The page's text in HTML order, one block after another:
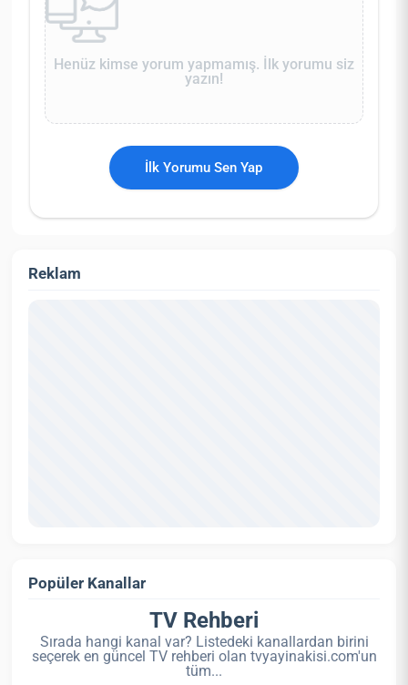
Henüz kimse yorum yapmamış. İlk yorumu siz
yazın!
İlk Yorumu Sen Yap
Reklam
Popüler Kanallar
TV Rehberi
Sırada hangi kanal var? Listedeki kanallardan birini
seçerek en güncel TV rehberi olan tvyayinakisi.com'un
tüm...